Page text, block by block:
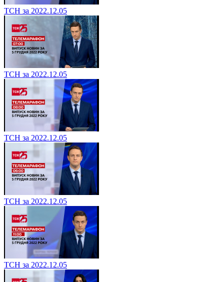
ТСН за 2022.12.05
ТСН за 2022.12.05
ТСН за 2022.12.05
ТСН за 2022.12.05
ТСН за 2022.12.05